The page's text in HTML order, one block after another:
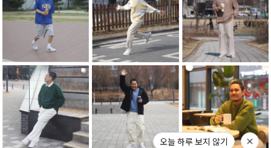
오늘 하루 보지 않기